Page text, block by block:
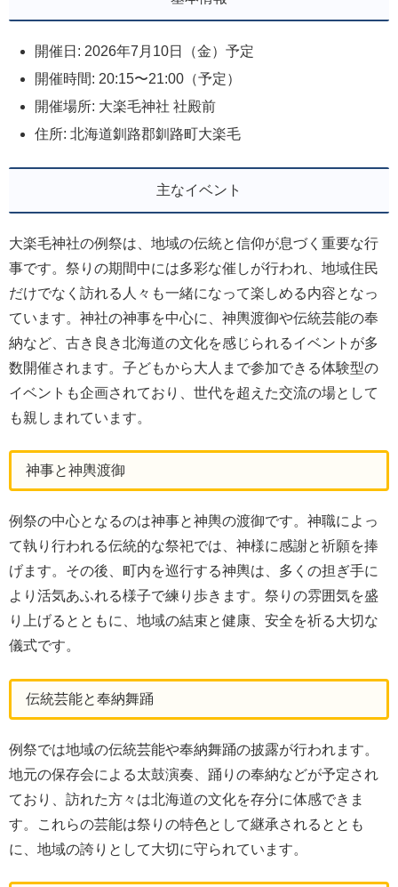
開催日: 2026年7月10日（金）予定
開催時間: 20:15〜21:00（予定）
開催場所: 大楽毛神社 社殿前
住所: 北海道釧路郡釧路町大楽毛
主なイベント
大楽毛神社の例祭は、地域の伝統と信仰が息づく重要な行
事です。祭りの期間中には多彩な催しが行われ、地域住民
だけでなく訪れる人々も一緒になって楽しめる内容となっ
ています。神社の神事を中心に、神輿渡御や伝統芸能の奉
納など、古き良き北海道の文化を感じられるイベントが多
数開催されます。子どもから大人まで参加できる体験型の
イベントも企画されており、世代を超えた交流の場として
も親しまれています。
神事と神輿渡御
例祭の中心となるのは神事と神輿の渡御です。神職によっ
て執り行われる伝統的な祭祀では、神様に感謝と祈願を捧
げます。その後、町内を巡行する神輿は、多くの担ぎ手に
より活気あふれる様子で練り歩きます。祭りの雰囲気を盛
り上げるとともに、地域の結束と健康、安全を祈る大切な
儀式です。
伝統芸能と奉納舞踊
例祭では地域の伝統芸能や奉納舞踊の披露が行われます。
地元の保存会による太鼓演奏、踊りの奉納などが予定され
ており、訪れた方々は北海道の文化を存分に体感できま
す。これらの芸能は祭りの特色として継承されるととも
に、地域の誇りとして大切に守られています。